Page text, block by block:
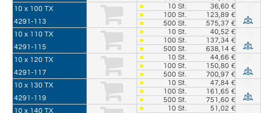
10 x 100 TX
4291-113
10 St.
36,60 €
100 St.
123,89 €
500 St.
575,37 €
10 x 110 TX
4291-115
10 St.
40,52 €
100 St.
137,34 €
500 St.
638,14 €
10 x 120 TX
4291-117
10 St.
44,66 €
100 St.
150,80 €
500 St.
700,97 €
10 x 130 TX
4291-119
10 St.
47,84 €
100 St.
161,65 €
500 St.
751,60 €
10 x 140 TX
10 St.
51,02 €